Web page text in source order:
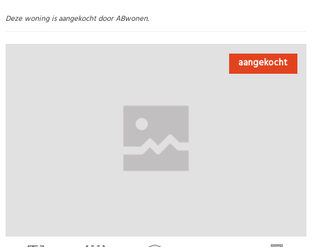
Deze woning is aangekocht door ABwonen.
aangekocht